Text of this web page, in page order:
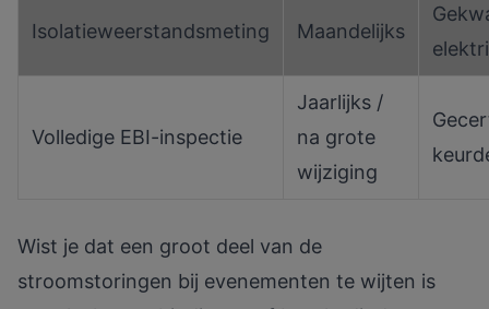
Isolatieweerstandsmeting Maandelijks
Volledige EBI-inspectie
Jaarlijks /
na grote
wijziging
Wist je dat een groot deel van de
stroomstoringen bij evenementen te wijten is